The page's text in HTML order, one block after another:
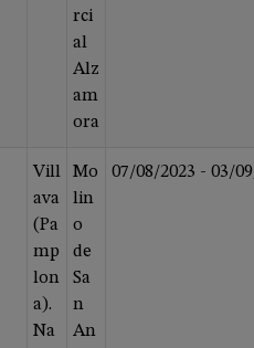
rci
al
Alz
am
ora
Vill
ava
(Pa
mp
lon
a).
Na
Mo
lin
o
de
Sa
n
An
07/08/2023 - 03/